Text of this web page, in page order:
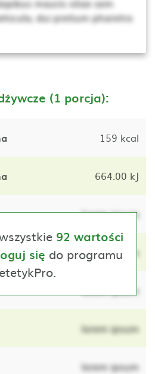
mauris vitae sem
dui pretium pharetra
(1 porcja):
159 kcal
664.00 kJ
lorem ipsum
lorem ipsum
lorem ipsum
lorem ipsum
lorem ipsum
92 wartości
się do programu